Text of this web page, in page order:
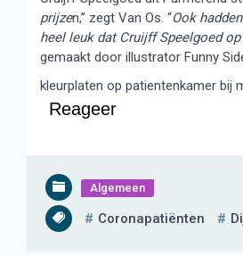
prijzen,” zegt Van Os. “Ook
heel leuk dat Cruijff Speelgoed
gemaakt door illustrator Funny
kleurplaten op patientenkamer bij
Reageer
Algemeen
Coronapatiënten